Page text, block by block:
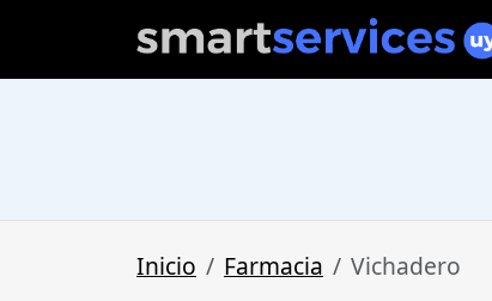
Inicio Farmacia Vichadero